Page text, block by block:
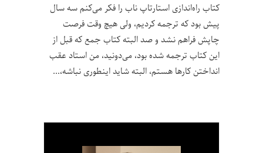
کتاب راه‌اندازی استارتاپ ناب را فکر می‌کنم سه سال
پیش بود که ترجمه کردیم، ولی هیچ وقت فرصت
چاپش فراهم نشد و صد البته کتاب جمع که قبل از
این کتاب ترجمه شده بود، می‌دونید، من استاد عقب
انداختن کارها هستم، البته شاید اینطوری نباشه،